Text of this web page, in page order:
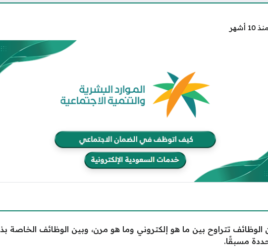
منذ 10 أشهر
تتراوح بين ما هو إلكتروني وما هو مرن، وبين الوظائف الخاصة
مسبقًا.